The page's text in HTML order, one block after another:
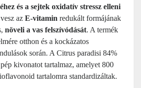
és a sejtek oxidatív stressz elleni
az E-vitamin redukált formájának
növeli a vas felszívódását. A termék
otthon és a kockázatos
során. A Citrus paradisi 84%
kivonatot tartalmaz, amelyet 800
tartalomra standardizáltak.